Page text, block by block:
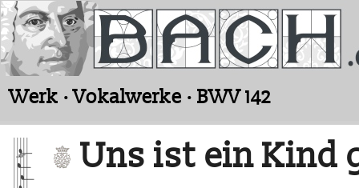
Werk · Vokalwerke · BWV 142
Uns ist ein Kind